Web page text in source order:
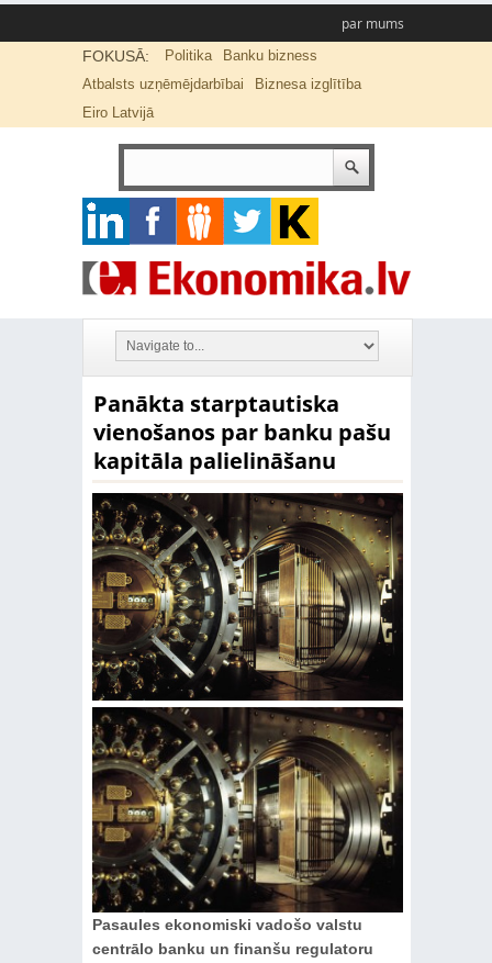
par mums
FOKUSĀ: Politika
Banku bizness
Atbalsts uzņēmējdarbībai
Biznesa izglītība
Eiro Latvijā
Panākta starptautiska
vienošanos par banku pašu
kapitāla palielināšanu
Pasaules ekonomiski vadošo valstu
centrālo banku un finanšu regulatoru